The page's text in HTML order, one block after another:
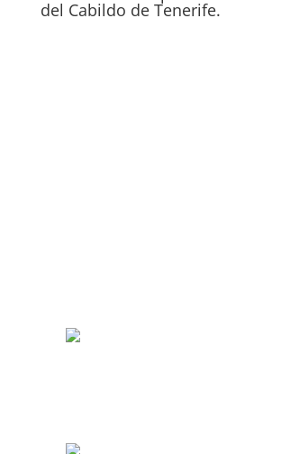
del Cabildo de Tenerife.